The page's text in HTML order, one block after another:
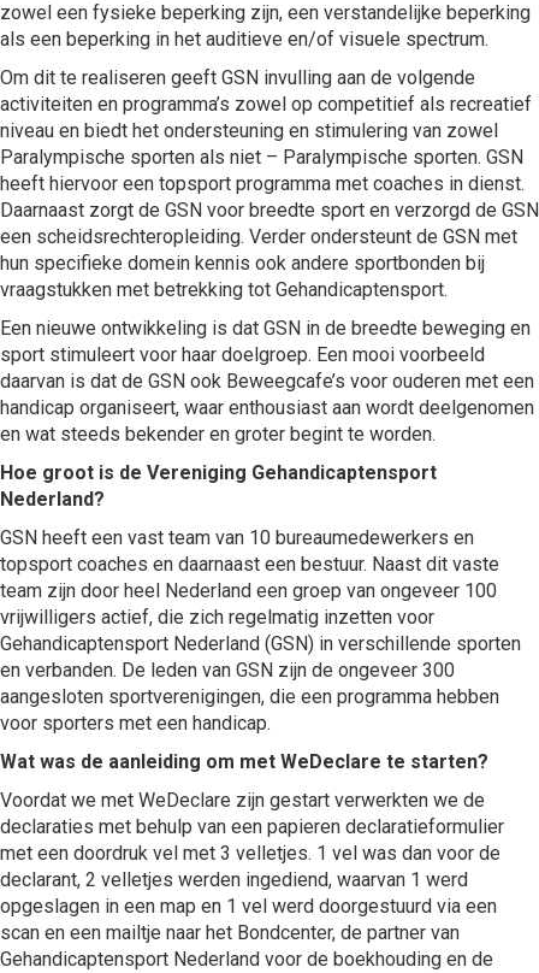
zowel een fysieke beperking zijn, een verstandelijke beperking
als een beperking in het auditieve en/of visuele spectrum.
Om dit te realiseren geeft GSN invulling aan de volgende
activiteiten en programma’s zowel op competitief als recreatief
niveau en biedt het ondersteuning en stimulering van zowel
Paralympische sporten als niet – Paralympische sporten. GSN
heeft hiervoor een topsport programma met coaches in dienst.
Daarnaast zorgt de GSN voor breedte sport en verzorgd de GSN
een scheidsrechteropleiding. Verder ondersteunt de GSN met
hun specifieke domein kennis ook andere sportbonden bij
vraagstukken met betrekking tot Gehandicaptensport.
Een nieuwe ontwikkeling is dat GSN in de breedte beweging en
sport stimuleert voor haar doelgroep. Een mooi voorbeeld
daarvan is dat de GSN ook Beweegcafe’s voor ouderen met een
handicap organiseert, waar enthousiast aan wordt deelgenomen
en wat steeds bekender en groter begint te worden.
Hoe groot is de Vereniging Gehandicaptensport
Nederland?
GSN heeft een vast team van 10 bureaumedewerkers en
topsport coaches en daarnaast een bestuur. Naast dit vaste
team zijn door heel Nederland een groep van ongeveer 100
vrijwilligers actief, die zich regelmatig inzetten voor
Gehandicaptensport Nederland (GSN) in verschillende sporten
en verbanden. De leden van GSN zijn de ongeveer 300
aangesloten sportverenigingen, die een programma hebben
voor sporters met een handicap.
Wat was de aanleiding om met WeDeclare te starten?
Voordat we met WeDeclare zijn gestart verwerkten we de
declaraties met behulp van een papieren declaratieformulier
met een doordruk vel met 3 velletjes. 1 vel was dan voor de
declarant, 2 velletjes werden ingediend, waarvan 1 werd
opgeslagen in een map en 1 vel werd doorgestuurd via een
scan en een mailtje naar het Bondcenter, de partner van
Gehandicaptensport Nederland voor de boekhouding en de